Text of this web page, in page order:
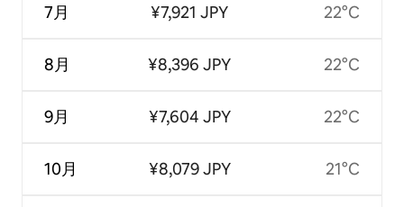
7月
8月
9月
10月
¥7,921 JPY
¥8,396 JPY
¥7,604 JPY
¥8,079 JPY
22°C
22°C
22°C
21°C